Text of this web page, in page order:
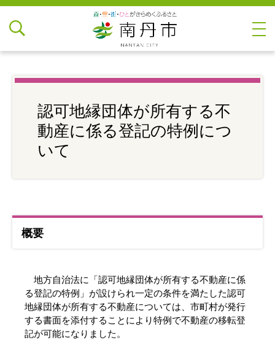
認可地縁団体が所有する不
動産に係る登記の特例につ
いて
概要
地方自治法に「認可地縁団体が所有する不動産に係
る登記の特例」が設けられ一定の条件を満たした認可
地縁団体が所有する不動産については、市町村が発行
する書面を添付することにより特例で不動産の移転登
記が可能になりました。